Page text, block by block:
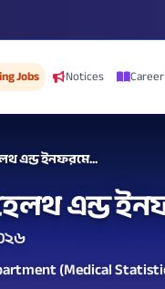
Jobs Notices
এন্ড ইনফরমে...
এন্ড
(Medical